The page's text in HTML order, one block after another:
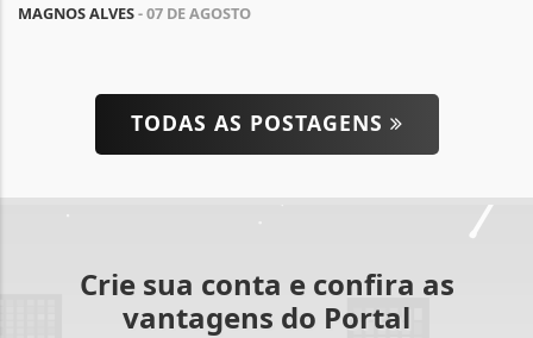
MAGNOS ALVES- 07 DE AGOSTO
TODAS AS POSTAGENS
Crie sua conta e confira as
vantagens do Portal